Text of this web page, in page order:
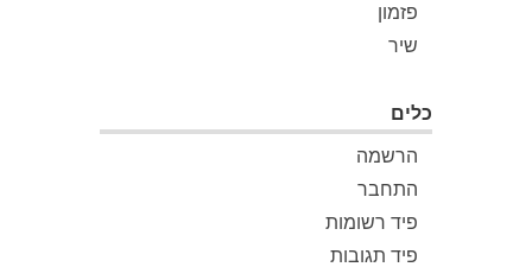
פזמון
שיר
כלים
הרשמה
התחבר
פיד רשומות
פיד תגובות